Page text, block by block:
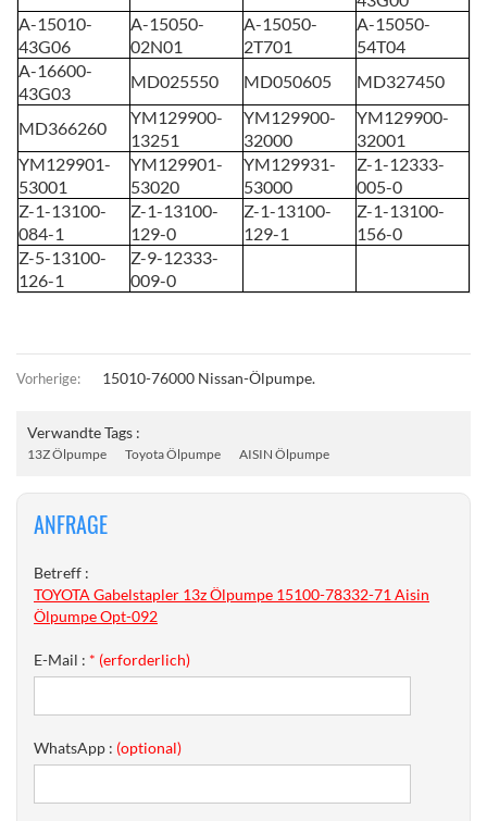
A-15010-
43G06
A-15050-
02N01
A-15050-
2T701
A-15050-
54T04
A-16600-
43G03
MD025550 MD050605 MD327450
MD366260
YM129900-
13251
YM129900-
32000
YM129900-
32001
YM129901-
53001
YM129901-
53020
YM129931-
53000
Z-1-12333-
005-0
Z-1-13100-
084-1
Z-1-13100-
129-0
Z-1-13100-
129-1
Z-1-13100-
156-0
Z-5-13100-
126-1
Z-9-12333-
009-0
Vorherige: 15010-76000 Nissan-Ölpumpe.
Verwandte Tags :
13Z Ölpumpe Toyota Ölpumpe AISIN Ölpumpe
ANFRAGE
Betreff :
TOYOTA Gabelstapler 13z Ölpumpe 15100-78332-71 Aisin
Ölpumpe Opt-092
E-Mail : * (erforderlich)
WhatsApp : (optional)